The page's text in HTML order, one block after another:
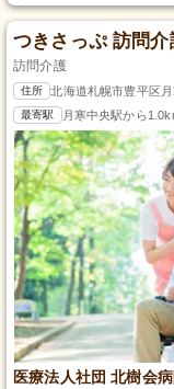
つきさっぷ 訪問介
訪問介護
住所 北海道札幌市豊平区
最寄駅 月寒中央駅から
医療法人社団 北樹会